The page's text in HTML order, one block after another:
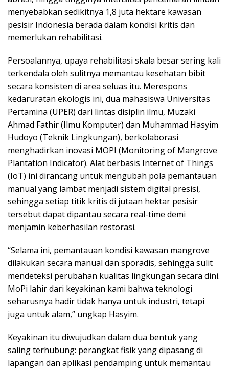
menyebabkan sedikitnya 1,8 juta hektare kawasan
pesisir Indonesia berada dalam kondisi kritis dan
memerlukan rehabilitasi.
Persoalannya, upaya rehabilitasi skala besar sering kali
terkendala oleh sulitnya memantau kesehatan bibit
secara konsisten di area seluas itu. Merespons
kedaruratan ekologis ini, dua mahasiswa Universitas
Pertamina (UPER) dari lintas disiplin ilmu, Muzaki
Ahmad Fathir (Ilmu Komputer) dan Muhammad Hasyim
Hudoyo (Teknik Lingkungan), berkolaborasi
menghadirkan inovasi MOPI (Monitoring of Mangrove
Plantation Indicator). Alat berbasis Internet of Things
(IoT) ini dirancang untuk mengubah pola pemantauan
manual yang lambat menjadi sistem digital presisi,
sehingga setiap titik kritis di jutaan hektar pesisir
tersebut dapat dipantau secara real-time demi
menjamin keberhasilan restorasi.
“Selama ini, pemantauan kondisi kawasan mangrove
dilakukan secara manual dan sporadis, sehingga sulit
mendeteksi perubahan kualitas lingkungan secara dini.
MoPi lahir dari keyakinan kami bahwa teknologi
seharusnya hadir tidak hanya untuk industri, tetapi
juga untuk alam,” ungkap Hasyim.
Keyakinan itu diwujudkan dalam dua bentuk yang
saling terhubung: perangkat fisik yang dipasang di
lapangan dan aplikasi pendamping untuk memantau